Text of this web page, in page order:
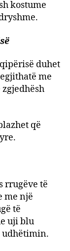
kostume
duhet
me
që
rrugëve të
me një
të
uji blu
udhëtimin.